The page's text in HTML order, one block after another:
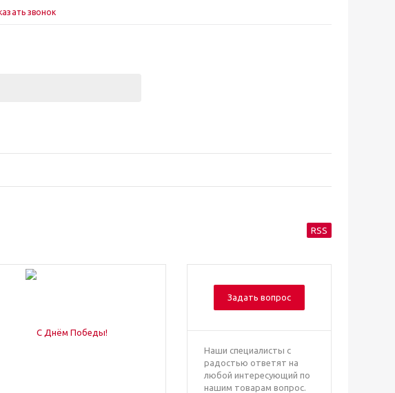
звонок
RSS
Задать вопрос
Наши специалисты с
радостью ответят на
любой интересующий по
нашим товарам вопрос.